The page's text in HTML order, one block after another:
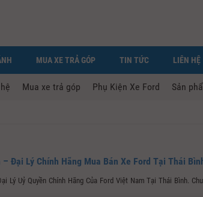
MUA XE TRẢ GÓP TIN TỨC LIÊN HỆ
Mua xe trả góp Phụ Kiện Xe Ford Sản
– Đại Lý Chính Hãng Mua Bán Xe Ford Tại Thái
Lý Uỷ Quyền Chính Hãng Của Ford Việt Nam Tại Thái Bình.